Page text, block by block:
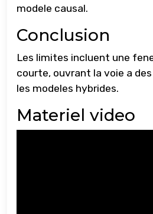
modele causal.
Conclusion
Les limites incluent une
courte, ouvrant la voie a
les modeles hybrides.
Materiel video